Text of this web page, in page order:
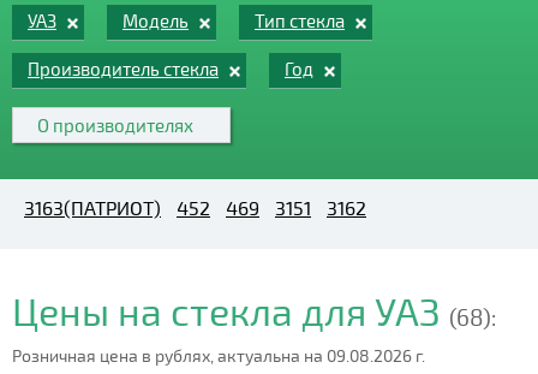
УАЗ Модель Тип стекла
Производитель стекла Год
О производителях
3163(ПАТРИОТ) 452 469 3151 3162
Цены на стекла для УАЗ (68):
Розничная цена в рублях, актуальна на 09.08.2026 г.